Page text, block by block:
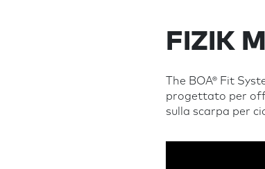
FIZIK
The BOA® Fit
progettato per
sulla scarpa per